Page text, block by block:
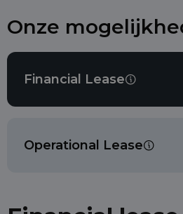
Onze
Financial Lease
Operational Lease